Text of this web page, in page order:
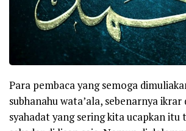
Para pembaca yang semoga
subhanahu wata’ala, sebenarnya
syahadat yang sering kita ucapkan itu